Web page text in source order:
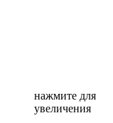
нажмите для
увеличения